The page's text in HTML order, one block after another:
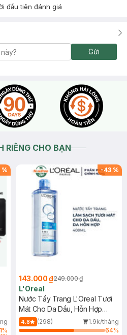
đầu tiên đánh giá
Gửi
RIÊNG CHO BẠN
%
%
-43 %
143.000 ₫249.000 ₫
L'Oreal
Nước Tẩy Trang L'Oreal Tươi
Mát Cho Da Dầu, Hỗn Hợp
400ml
4.8 (298)
1.9k/tháng
64%